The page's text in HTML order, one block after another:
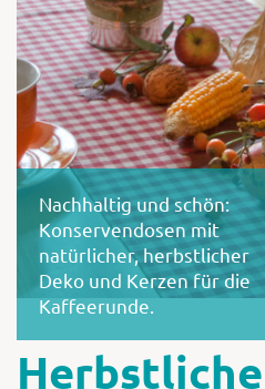
Nachhaltig und schön:
Konservendosen mit
natürlicher, herbstlicher
Deko und Kerzen für die
Kaffeerunde.
Herbstliche